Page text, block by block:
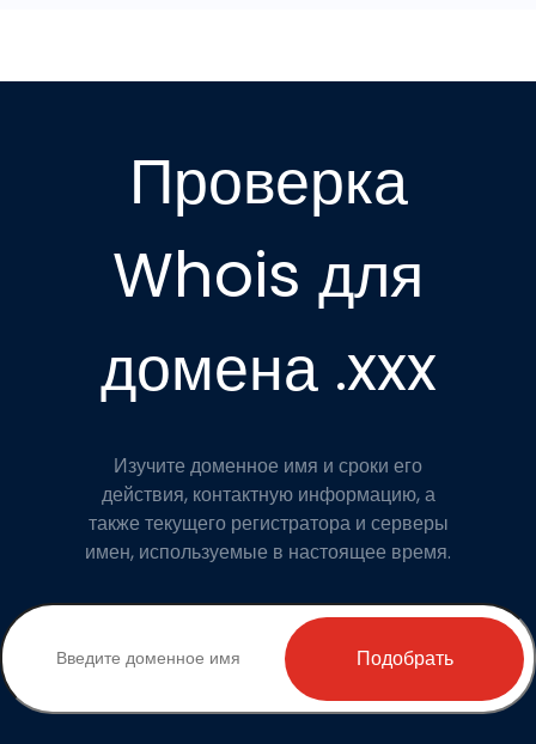
Проверка
Whois для
домена .xxx
Изучите доменное имя и сроки его
действия, контактную информацию, а
также текущего регистратора и серверы
имен, используемые в настоящее время.
Подобрать